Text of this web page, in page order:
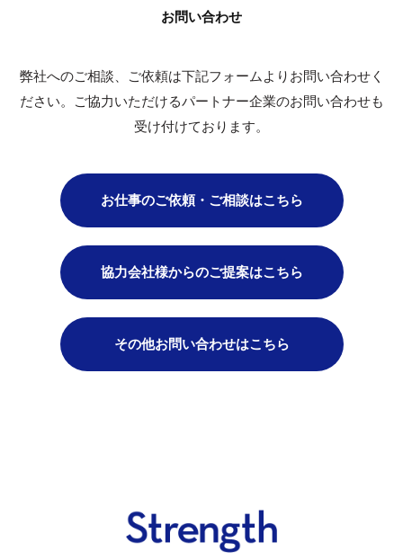
お問い合わせ
弊社へのご相談、ご依頼は下記フォームよりお問い合わせく
ださい。
ご協力いただけるパートナー企業のお問い合わせも
受け付けております。
お仕事のご依頼・ご相談はこちら
協力会社様からのご提案はこちら
その他お問い合わせはこちら